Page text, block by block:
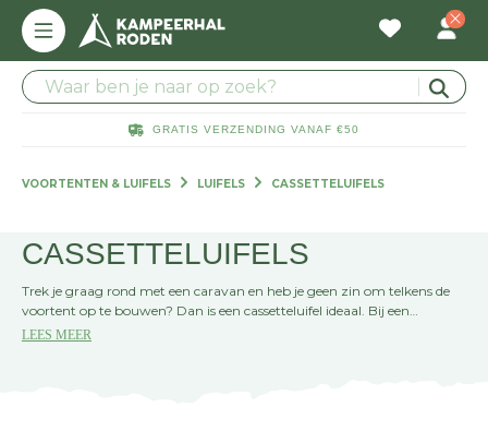
GRATIS VERZENDING VANAF €50
VOORTENTEN & LUIFELS LUIFELS CASSETTELUIFELS
CASSETTELUIFELS
Trek je graag rond met een caravan en heb je geen zin om telkens de
voortent op te bouwen? Dan is een cassetteluifel ideaal. Bij een
cassetteluifel zijn het doek en het frame opgeborgen in een cassette.
LEES MEER